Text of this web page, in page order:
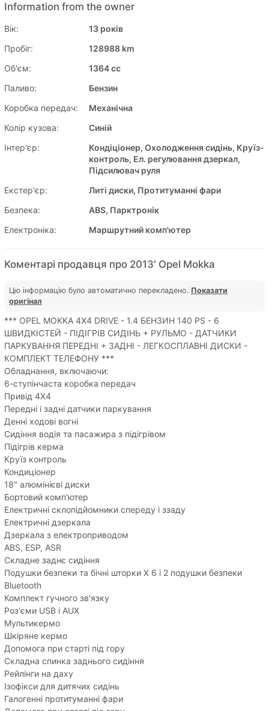
Information from the owner
Вік:
13 років
Пробіг:
128988 km
Об'єм:
1364 cc
Паливо:
Бензин
Коробка передач:
Механічна
Колір кузова:
Синій
Інтер'єр:
Кондіціонер, Охолодження сидінь, Круїз-
контроль, Ел. регулювання дзеркал,
Підсилювач руля
Екстер'єр:
Литі диски, Протитуманні фари
Безпека:
ABS, Парктронік
Електроніка:
Маршрутний комп'ютер
Коментарі продавця про 2013' Opel Mokka
Цю інформацію було автоматично перекладено. Показати
оригінал
*** OPEL MOKKA 4X4 DRIVE - 1.4 БЕНЗИН 140 PS - 6
ШВИДКІСТЕЙ - ПІДІГРІВ СИДІНЬ + РУЛЬМО - ДАТЧИКИ
ПАРКУВАННЯ ПЕРЕДНІ + ЗАДНІ - ЛЕГКОСПЛАВНІ ДИСКИ -
КОМПЛЕКТ ТЕЛЕФОНУ ***
Обладнання, включаючи:
6-ступінчаста коробка передач
Привід 4X4
Передні і задні датчики паркування
Денні ходові вогні
Сидіння водія та пасажира з підігрівом
Підігрів керма
Круїз контроль
Кондиціонер
18" алюмінієві диски
Бортовий комп'ютер
Електричні склопідйомники спереду і ззаду
Електричні дзеркала
Дзеркала з електроприводом
ABS, ESP, ASR
Складне заднє сидіння
Подушки безпеки та бічні шторки Х 6 і 2 подушки безпеки
Bluetooth
Комплект гучного зв'язку
Роз'єми USB і AUX
Мультикермо
Шкіряне кермо
Допомога при старті під гору
Складна спинка заднього сидіння
Рейлінги на даху
Ізофікси для дитячих сидінь
Галогенні протитуманні фари